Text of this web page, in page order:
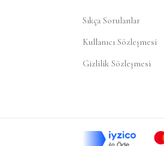
Sıkça Sorulanlar
Kullanıcı Sözleşmesi
Gizlilik Sözleşmesi